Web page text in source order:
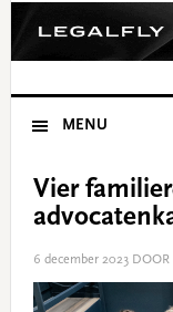
MENU
Vier
6 december 2023DOOR